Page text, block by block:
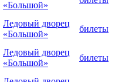
«Большой»
Ледовый дворец
«Большой»
билеты
Ледовый дворец
«Большой»
билеты